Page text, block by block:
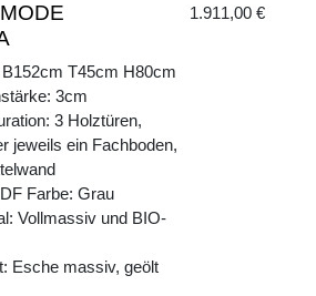
1.911,00 €
T45cm H80cm
3cm
3 Holztüren,
jeweils ein Fachboden,
Farbe: Grau
Vollmassiv und BIO-
Esche massiv, geölt